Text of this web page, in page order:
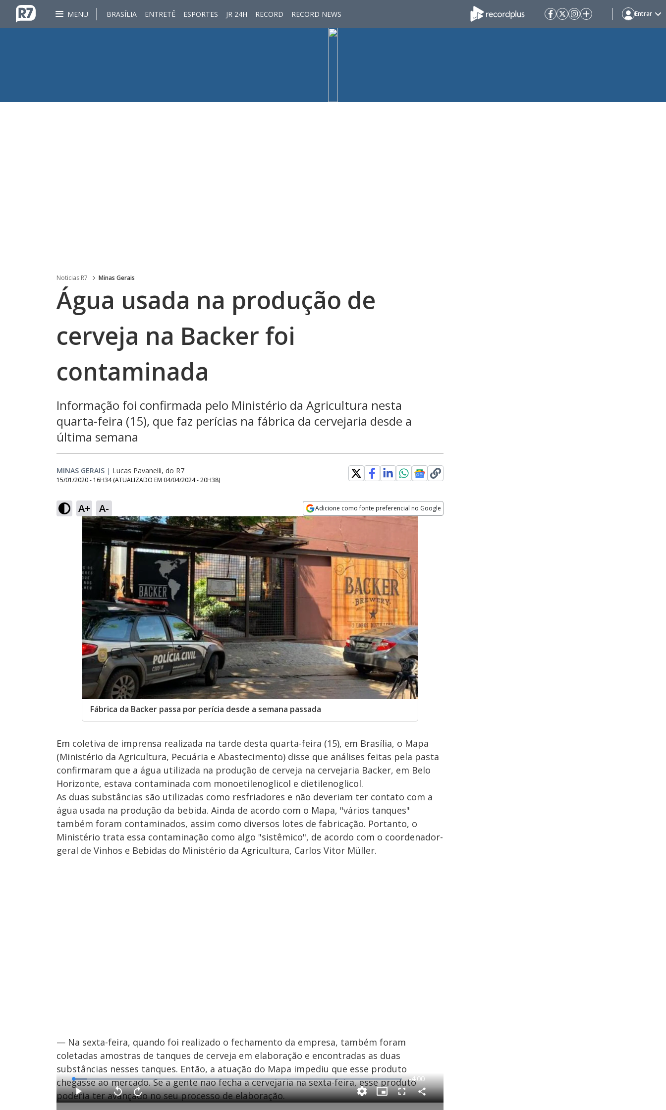
MENU BRASÍLIA ENTRETÊ ESPORTES JR 24H RECORD RECORD NEWS Entrar
Noticias R7 Minas Gerais
Água usada na produção de
cerveja na Backer foi
contaminada
Informação foi confirmada pelo Ministério da Agricultura nesta
quarta-feira (15), que faz perícias na fábrica da cervejaria desde a
última semana
MINAS GERAIS | Lucas Pavanelli, do R7
15/01/2020 - 16H34 (ATUALIZADO EM 04/04/2024 - 20H38)
A+ A- Adicione como fonte preferencial no Google
Opens in new window
Fábrica da Backer passa por perícia desde a semana passada
Em coletiva de imprensa realizada na tarde desta quarta-feira (15), em Brasília, o Mapa
(Ministério da Agricultura, Pecuária e Abastecimento) disse que análises feitas pela pasta
confirmaram que a água utilizada na produção de cerveja na cervejaria Backer, em Belo
Horizonte, estava contaminada com monoetilenoglicol e dietilenoglicol.
As duas substâncias são utilizadas como resfriadores e não deveriam ter contato com a
água usada na produção da bebida. Ainda de acordo com o Mapa, "vários tanques"
também foram contaminados, assim como diversos lotes de fabricação. Portanto, o
Ministério trata essa contaminação como algo "sistêmico", de acordo com o coordenador-
geral de Vinhos e Bebidas do Ministério da Agricultura, Carlos Vitor Müller.
— Na sexta-feira, quando foi realizado o fechamento da empresa, também foram
coletadas amostras de tanques de cerveja em elaboração e encontradas as duas
substâncias nesses tanques. Então, a atuação do Mapa impediu que esse produto
chegasse ao mercado. Se a gente nao fecha a cervejaria na sexta-feira, esse produto
poderia ter avançado no seu processo de elaboração.
P
l
V
o
A
v
L
o
a
d
e
R
e
m
-4:00
P
i
F
u
C
o